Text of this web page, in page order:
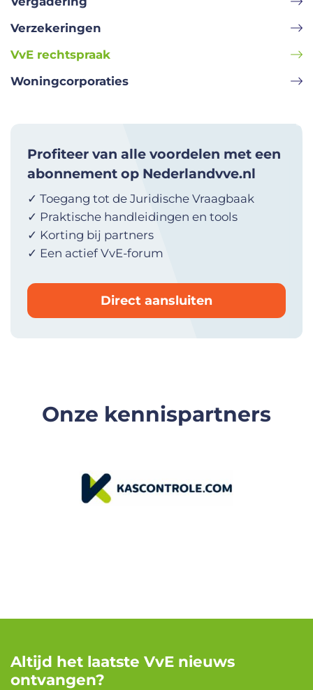
Verzekeringen
VvE rechtspraak
Woningcorporaties
Profiteer van alle voordelen met een
abonnement op Nederlandvve.nl
✓ Toegang tot de Juridische Vraagbaak
✓ Praktische handleidingen en tools
✓ Korting bij partners
✓ Een actief VvE-forum
Direct aansluiten
Onze kennispartners
Altijd het laatste VvE nieuws
ontvangen?